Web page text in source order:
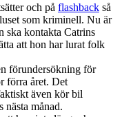
och på flashback så
som kriminell. Nu är
ska kontakta Catrins
att hon har lurat folk
förundersökning för
förra året. Det
även kör bil
nästa månad.